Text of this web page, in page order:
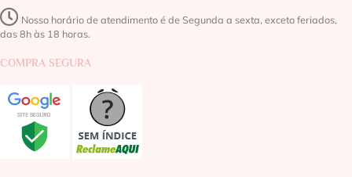
Nosso horário de atendimento é de Segunda a sexta, exceto feriados,
das 8h às 18 horas.
COMPRA SEGURA